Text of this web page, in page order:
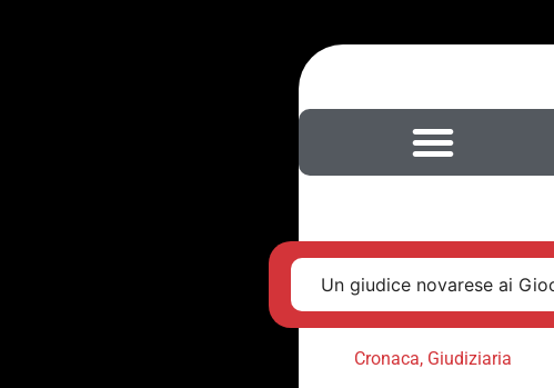
Un giudice novarese ai
Cronaca, Giudiziaria